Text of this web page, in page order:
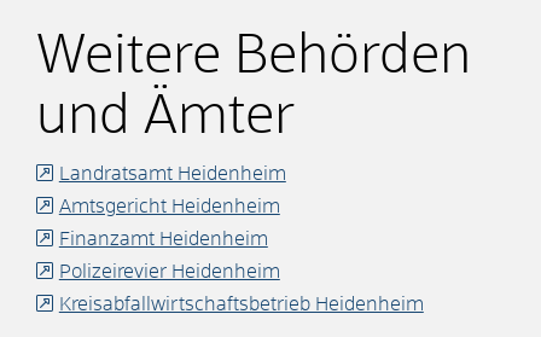
Weitere Behörden
und Ämter
Landratsamt Heidenheim
Amtsgericht Heidenheim
Finanzamt Heidenheim
Polizeirevier Heidenheim
Kreisabfallwirtschaftsbetrieb Heidenheim